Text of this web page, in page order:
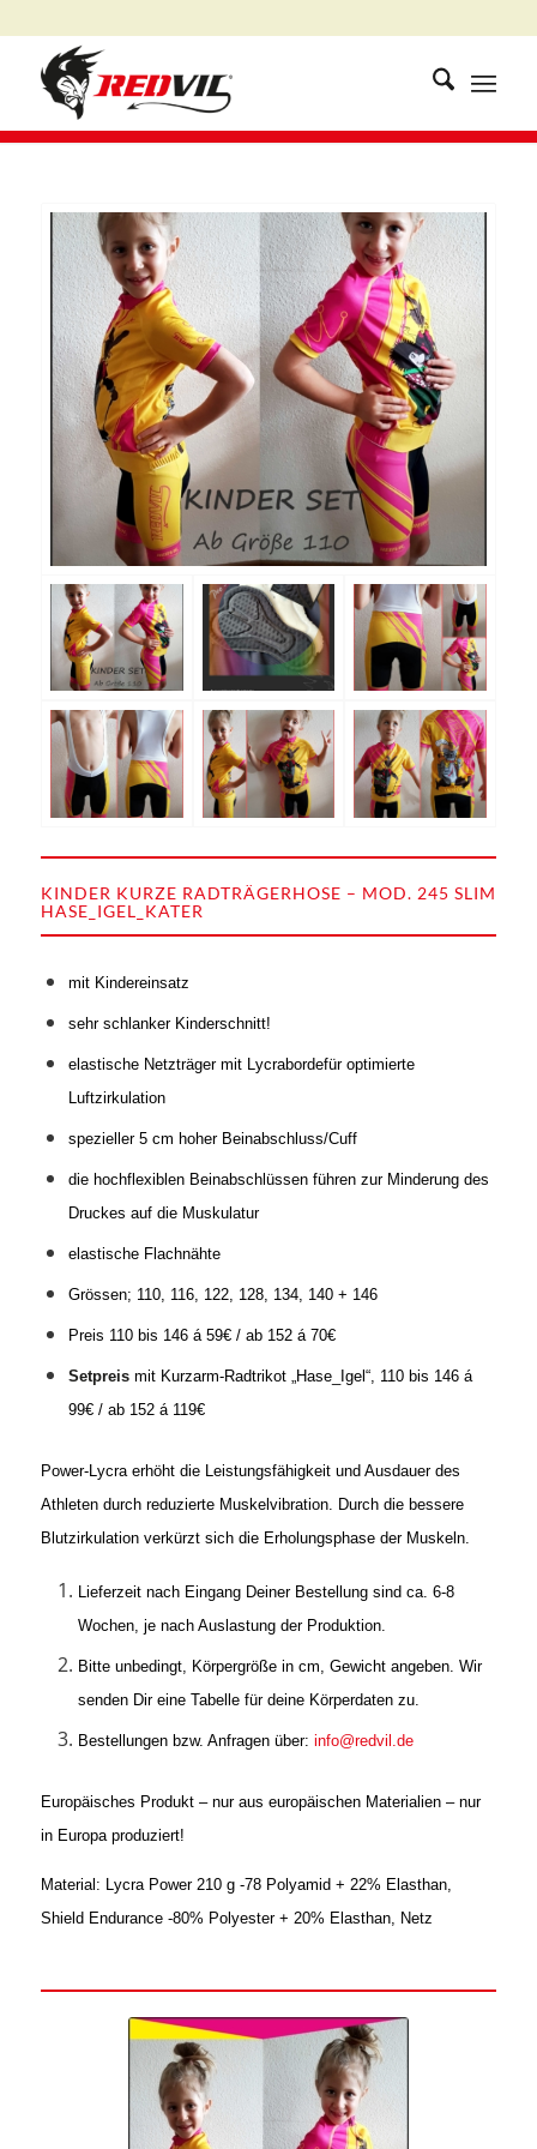
KINDER KURZE RADTRÄGERHOSE – MOD. 245 SLIM
HASE_IGEL_KATER
mit Kindereinsatz
sehr schlanker Kinderschnitt!
elastische Netzträger mit Lycrabordefür optimierte
Luftzirkulation
spezieller 5 cm hoher Beinabschluss/Cuff
die hochflexiblen Beinabschlüssen führen zur Minderung des
Druckes auf die Muskulatur
elastische Flachnähte
Grössen; 110, 116, 122, 128, 134, 140 + 146
Preis 110 bis 146 á 59€ / ab 152 á 70€
Setpreismit Kurzarm-Radtrikot „Hase_Igel“, 110 bis 146 á
99€ / ab 152 á 119€
Power-Lycra erhöht die Leistungsfähigkeit und Ausdauer des
Athleten durch reduzierte Muskelvibration. Durch die bessere
Blutzirkulation verkürzt sich die Erholungsphase der Muskeln.
Lieferzeit nach Eingang Deiner Bestellung sind ca. 6-8
Wochen, je nach Auslastung der Produktion.
Bitte unbedingt, Körpergröße in cm, Gewicht angeben. Wir
senden Dir eine Tabelle für deine Körperdaten zu.
Bestellungen bzw. Anfragen über: info@redvil.de
Europäisches Produkt – nur aus europäischen Materialien – nur
in Europa produziert!
Material: Lycra Power 210 g -78 Polyamid + 22% Elasthan,
Shield Endurance -80% Polyester + 20% Elasthan, Netz